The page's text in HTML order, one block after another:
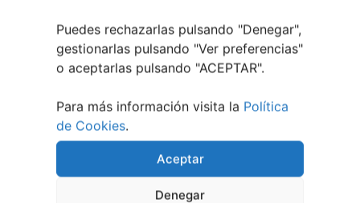
Puedes rechazarlas pulsando "Denegar",
gestionarlas pulsando "Ver preferencias"
o aceptarlas pulsando "ACEPTAR".
Para más información visita la Política
de Cookies.
Aceptar
Denegar
San Lourenzo |
Salvaterra Do Miño